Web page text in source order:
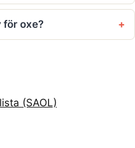
för oxe?
(SAOL)